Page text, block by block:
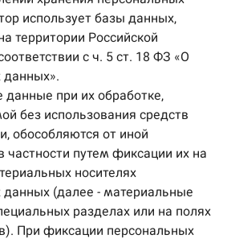
использует базы данных,
территории Российской
с ч. 5 ст. 18 ФЗ «О
данных».
данные при их обработке,
без использования средств
обособляются от иной
путем фиксации их на
носителях
данных (далее - материальные
разделах или на полях
При фиксации персональных